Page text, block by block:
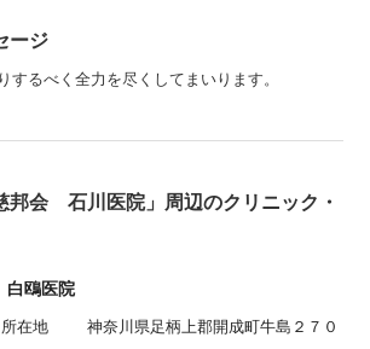
ージ
するべく全力を尽くしてまいります。
邦会 石川医院」周辺のクリニック・
鴎医院
所在地
神奈川県足柄上郡開成町牛島２７０